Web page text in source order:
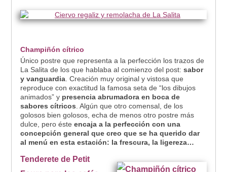
Champiñón cítrico
Único postre que representa a la perfección los trazos de
La Salita de los que hablaba al comienzo del post: sabor
y vanguardia. Creación muy original y vistosa que
reproduce con exactitud la famosa seta de “los dibujos
animados” y presencia abrumadora en boca de
sabores cítricos . Algún que otro comensal, de los
golosos bien golosos, echa de menos otro postre más
dulce, pero éste encaja a la perfección con una
concepción general que creo que se ha querido dar
al menú en esta estación: la frescura, la ligereza…
Tenderete de Petit